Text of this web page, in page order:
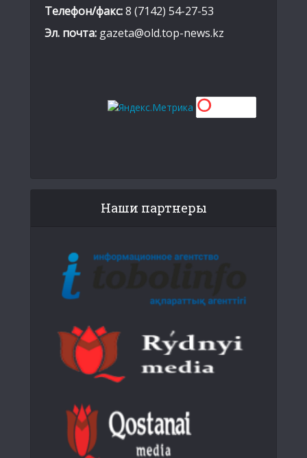
Телефон/факс:8 (7142) 54-27-53
Эл. почта: gazeta@old.top-news.kz
Наши партнеры